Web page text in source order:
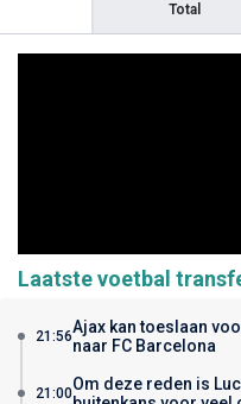
Total
Laatste voetbal
21:56Ajax kan toeslaan
naar FC Barcelona
21:00Om deze reden is